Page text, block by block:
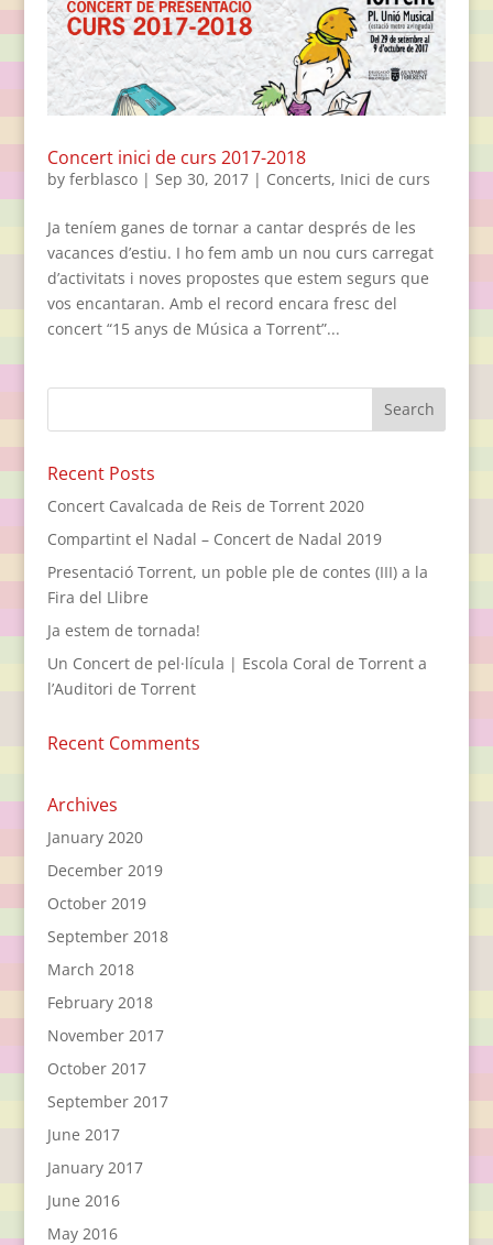
Concert inici de curs 2017-2018
by ferblasco| Sep 30, 2017| Concerts, Inici de curs
Ja teníem ganes de tornar a cantar després de les
vacances d’estiu. I ho fem amb un nou curs carregat
d’activitats i noves propostes que estem segurs que
vos encantaran. Amb el record encara fresc del
concert “15 anys de Música a Torrent”...
Recent Posts
Concert Cavalcada de Reis de Torrent 2020
Compartint el Nadal – Concert de Nadal 2019
Presentació Torrent, un poble ple de contes (III) a la
Fira del Llibre
Ja estem de tornada!
Un Concert de pel·lícula | Escola Coral de Torrent a
l’Auditori de Torrent
Recent Comments
Archives
January 2020
December 2019
October 2019
September 2018
March 2018
February 2018
November 2017
October 2017
September 2017
June 2017
January 2017
June 2016
May 2016